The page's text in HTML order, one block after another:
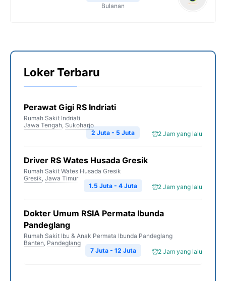
Bulanan
Loker Terbaru
Perawat Gigi RS Indriati
Rumah Sakit Indriati
Jawa Tengah, Sukoharjo
2 Jam yang lalu
2 Juta - 5 Juta
Driver RS Wates Husada Gresik
Rumah Sakit Wates Husada Gresik
Gresik, Jawa Timur
2 Jam yang lalu
1.5 Juta - 4 Juta
Dokter Umum RSIA Permata Ibunda
Pandeglang
Rumah Sakit Ibu & Anak Permata Ibunda Pandeglang
Banten, Pandeglang
2 Jam yang lalu
7 Juta - 12 Juta